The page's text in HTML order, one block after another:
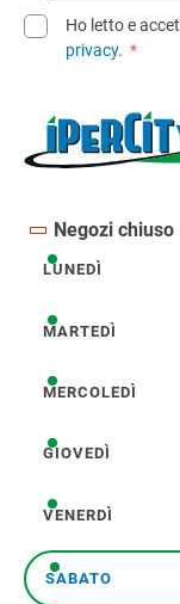
Ho letto e
privacy. *
Negozi chiuso
lunedì
LUNEDÌ
martedì
MARTEDÌ
mercoledì
MERCOLEDÌ
giovedì
GIOVEDÌ
venerdì
VENERDÌ
sabato
SABATO